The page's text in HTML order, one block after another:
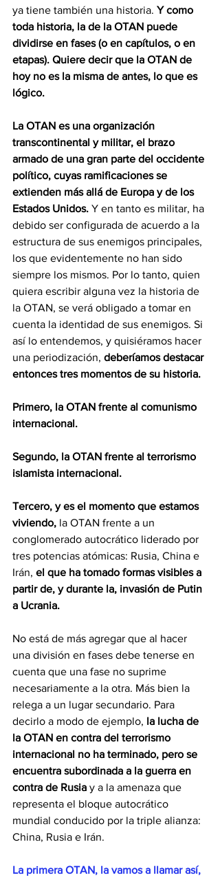
ya tiene también una historia. Y como
toda historia, la de la OTAN puede
dividirse en fases (o en capítulos, o en
etapas). Quiere decir que la OTAN de
hoy no es la misma de antes, lo que es
lógico.
La OTAN es una organización
transcontinental y militar, el brazo
armado de una gran parte del occidente
político, cuyas ramificaciones se
extienden más allá de Europa y de los
Estados Unidos. Y en tanto es militar, ha
debido ser configurada de acuerdo a la
estructura de sus enemigos principales,
los que evidentemente no han sido
siempre los mismos. Por lo tanto, quien
quiera escribir alguna vez la historia de
la OTAN, se verá obligado a tomar en
cuenta la identidad de sus enemigos. Si
así lo entendemos, y quisiéramos hacer
una periodización, deberíamos destacar
entonces tres momentos de su historia.
Primero, la OTAN frente al comunismo
internacional.
Segundo, la OTAN frente al terrorismo
islamista internacional.
Tercero, y es el momento que estamos
viviendo, la OTAN frente a un
conglomerado autocrático liderado por
tres potencias atómicas: Rusia, China e
Irán, el que ha tomado formas visibles a
partir de, y durante la, invasión de Putin
a Ucrania.
No está de más agregar que al hacer
una división en fases debe tenerse en
cuenta que una fase no suprime
necesariamente a la otra. Más bien la
relega a un lugar secundario. Para
decirlo a modo de ejemplo, la lucha de
la OTAN en contra del terrorismo
internacional no ha terminado, pero se
encuentra subordinada a la guerra en
contra de Rusia y a la amenaza que
representa el bloque autocrático
mundial conducido por la triple alianza:
China, Rusia e Irán.
La primera OTAN, la vamos a llamar así,